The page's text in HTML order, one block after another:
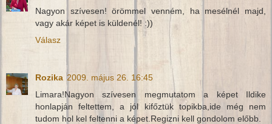
Nagyon szívesen! örömmel venném, ha mesélnél majd,
vagy akár képet is küldenél! :))
Válasz
Rozika 2009. május 26. 16:45
Limara!Nagyon szívesen megmutatom a képet Ildike
honlapján feltettem, a jól kifőztük topikba,ide még nem
tudom hol kel feltenni a képet.Regizni kell gondolom előbb.